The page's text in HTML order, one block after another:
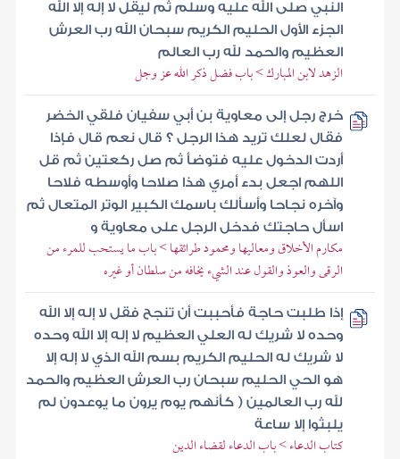
النبي صلى الله عليه وسلم ثم ليقل لا إله إلا الله
الجزء الأول الحليم الكريم سبحان الله رب العرش
العظيم والحمد لله رب العالم
الزهد لابن المبارك > باب فضل ذكر الله عز وجل
خرج رجل إلى معاوية بن أبي سفيان فلقي الخضر
فقال لعلك تريد هذا الرجل ؟ قال نعم قال فإذا
أردت الدخول عليه فتوضأ ثم صل ركعتين ثم قل
اللهم اجعل بدء أمري هذا صلاحا وأوسطه فلاحا
وآخره نجاحا وأسألك باسمك الكبير الوتر المتعال ثم
اسأل حاجتك فدخل الرجل على معاوية و
مكارم الأخلاق ومعاليها ومحمود طرائقها > باب ما يستحب للمرء من
الرقى والعوذ والقول عند الشيء يخافه من سلطان أو غيره
إذا طلبت حاجة فأحببت أن تنجح فقل لا إله إلا الله
وحده لا شريك له العلي العظيم لا إله إلا الله وحده
لا شريك له الحليم الكريم بسم الله الذي لا إله إلا
هو الحي الحليم سبحان رب العرش العظيم والحمد
لله رب العالمين ( كأنهم يوم يرون ما يوعدون لم
يلبثوا إلا ساعة
كتاب الدعاء > باب الدعاء لقضاء الدين